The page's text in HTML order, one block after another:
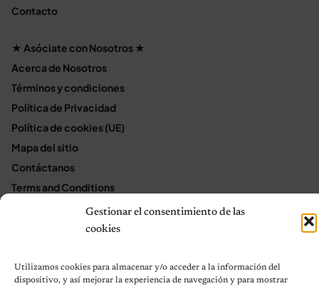
Gestionar el consentimiento de las
cookies
Utilizamos cookies para almacenar y/o acceder a la información del
dispositivo, y así mejorar la experiencia de navegación y para mostrar
Contacto
★ Asóciate con Nosotros ★
Acerca de Nosotros
Términos y condiciones
Política de Privacidad
Política de cookies (UE)
Mapa del sitio
Contáctanos
Terms and Conditions